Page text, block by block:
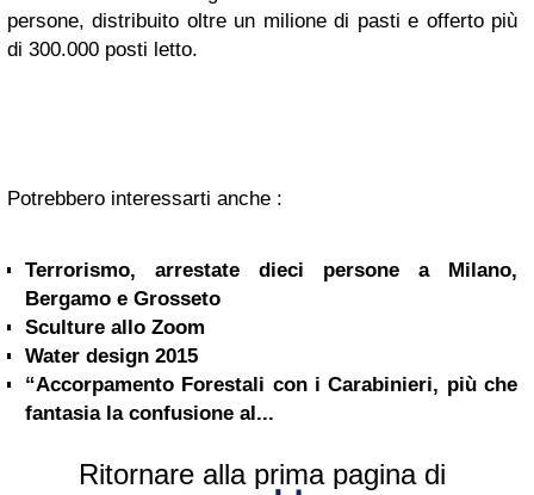
persone, distribuito oltre un milione di pasti e offerto più
di 300.000 posti letto.
Potrebbero interessarti anche :
Terrorismo, arrestate dieci persone a Milano,
Bergamo e Grosseto
Sculture allo Zoom
Water design 2015
“Accorpamento Forestali con i Carabinieri, più che
fantasia la confusione al...
Ritornare alla prima pagina di